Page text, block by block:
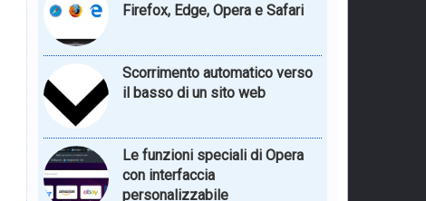
Firefox, Edge, Opera e Safari
Scorrimento automatico verso
il basso di un sito web
Le funzioni speciali di Opera
con interfaccia
personalizzabile